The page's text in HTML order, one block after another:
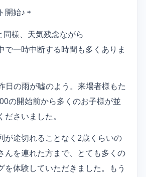
開始♪ ⇨
同様、天気残念ながら
で一時中断する時間も多くありま
日の雨が嘘のよう。来場者様もた
の開始前から多くのお子様が並
さいました。
が途切れることなく2歳くらいの
んを連れた方まで、とても多くの
を体験していただきました。もう